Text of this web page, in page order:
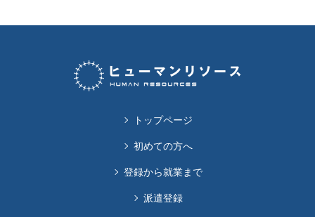
トップページ
初めての方へ
登録から就業まで
派遣登録